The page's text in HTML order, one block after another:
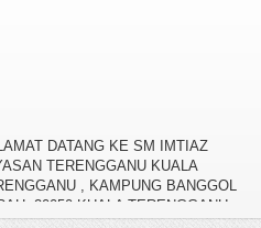
, KAMPUNG BANGGOL
20050 KUALA TERENGGANU
: 09-6195111, NO FAX : 09-6195112